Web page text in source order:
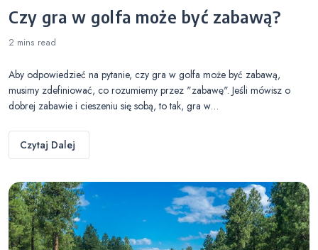
Czy gra w golfa może być zabawą?
2 mins read
Aby odpowiedzieć na pytanie, czy gra w golfa może być zabawą,
musimy zdefiniować, co rozumiemy przez "zabawę". Jeśli mówisz o
dobrej zabawie i cieszeniu się sobą, to tak, gra w…
Czytaj Dalej